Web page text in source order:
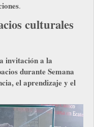
.
culturales
invitación a la
durante Semana
el aprendizaje y el